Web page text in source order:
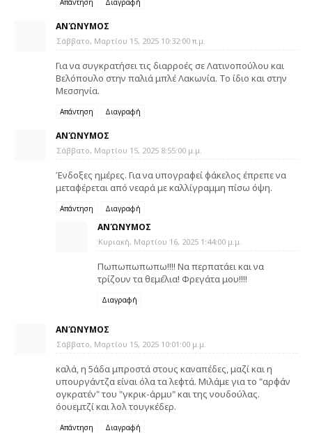
Απάντηση Διαγραφή
ΑΝΏΝΥΜΟΣ
Σάββατο, Μαρτίου 15, 2025 10:32:00 π.μ.
Για να συγκρατήσει τις διαρροές σε Λατινοπούλου και
Βελόπουλο στην παλιά μπλέ Λακωνία. Το ίδιο και στην
Μεσσηνία.
Απάντηση Διαγραφή
ΑΝΏΝΥΜΟΣ
Σάββατο, Μαρτίου 15, 2025 8:55:00 μ.μ.
Ένδοξες ημέρες. Για να υπογραφεί φάκελος έπρεπε να
μεταφέρεται από νεαρά με καλλίγραμμη πίσω όψη.
Απάντηση Διαγραφή
ΑΝΏΝΥΜΟΣ
Κυριακή, Μαρτίου 16, 2025 1:44:00 μ.μ.
Πωπωπωπωπω!!!! Να περπατάει και να
τρίζουν τα θεμέλια! Φρεγάτα μου!!!!
Διαγραφή
ΑΝΏΝΥΜΟΣ
Σάββατο, Μαρτίου 15, 2025 10:01:00 μ.μ.
καλά, η 5άδα μπροστά στους καναπέδες, μαζί και η
υπουργάντζα είναι όλα τα λεφτά. Μιλάμε για το "αρφάν
ογκρατέν" του "γκρικ-άρμυ" και της νουδούλας.
όουεμτζί και λολ τουγκέδερ.
Απάντηση Διαγραφή